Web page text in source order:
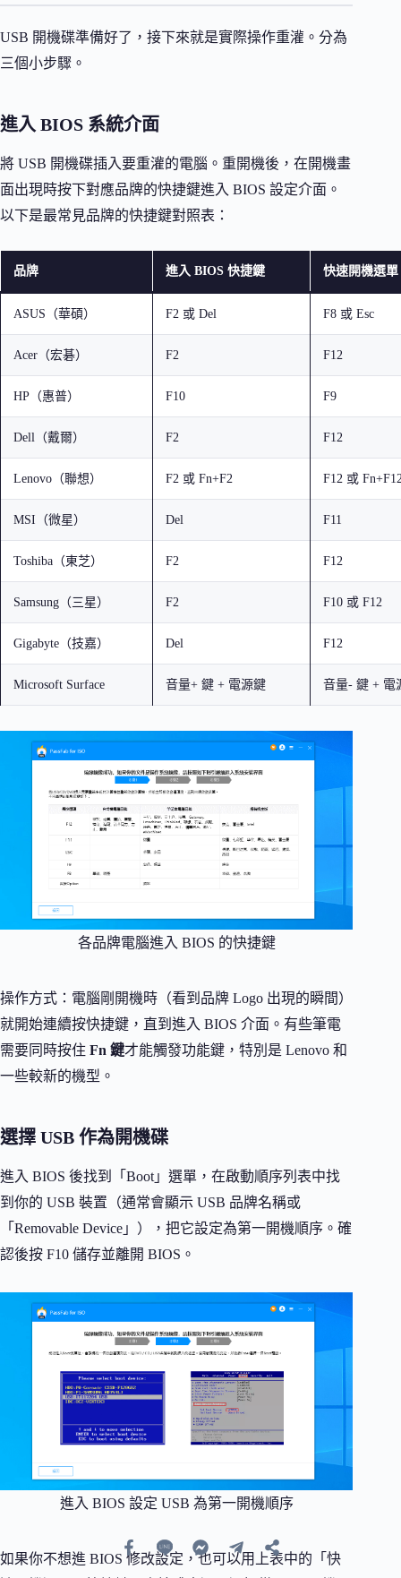
USB 開機碟準備好了，接下來就是實際操作重灌。分為
三個小步驟。
進入 BIOS 系統介面
將 USB 開機碟插入要重灌的電腦。重開機後，在開機畫
面出現時按下對應品牌的快捷鍵進入 BIOS 設定介面。
以下是最常見品牌的快捷鍵對照表：
品牌 進入 BIOS 快捷鍵 快速開機選單
ASUS（華碩） F2 或 Del F8 或 Esc
Acer（宏碁） F2 F12
HP（惠普） F10 F9
Dell（戴爾） F2 F12
Lenovo（聯想） F2 或 Fn+F2 F12 或
MSI（微星） Del F11
Toshiba（東芝） F2 F12
Samsung（三星） F2 F10 或 F12
Gigabyte（技嘉） Del F12
Microsoft Surface 音量+ 鍵 + 電源鍵 音量- 鍵 + 電
各品牌電腦進入 BIOS 的快捷鍵
操作方式：電腦剛開機時（看到品牌 Logo 出現的瞬間）
就開始連續按快捷鍵，直到進入 BIOS 介面。有些筆電
需要同時按住 Fn 鍵才能觸發功能鍵，特別是 Lenovo 和
一些較新的機型。
選擇 USB 作為開機碟
進入 BIOS 後找到「Boot」選單，在啟動順序列表中找
到你的 USB 裝置（通常會顯示 USB 品牌名稱或
「Removable Device」），把它設定為第一開機順序。確
認後按 F10 儲存並離開 BIOS。
進入 BIOS 設定 USB 為第一開機順序
如果你不想進 BIOS 修改設定，也可以用上表中的「快